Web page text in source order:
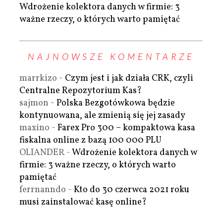
Wdrożenie kolektora danych w firmie: 3
ważne rzeczy, o których warto pamiętać
NAJNOWSZE KOMENTARZE
marrkizo - Czym jest i jak działa CRK, czyli
Centralne Repozytorium Kas?
sajmon - Polska Bezgotówkowa będzie
kontynuowana, ale zmienią się jej zasady
maxino - Farex Pro 300 – kompaktowa kasa
fiskalna online z bazą 100 000 PLU
OLIANDER-Wdrożenie kolektora danych w
firmie: 3 ważne rzeczy, o których warto
pamiętać
ferrnanndo - Kto do 30 czerwca 2021 roku
musi zainstalować kasę online?